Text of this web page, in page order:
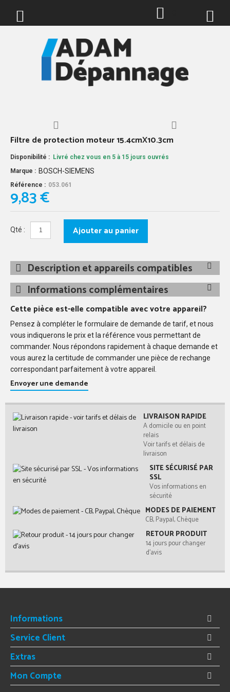
Filtre de protection moteur 15.4cmX10.3cm
Disponibilité :
Livré chez vous en 5 à 15 jours ouvrés
Marque : BOSCH-SIEMENS
Référence : 053.061
9,83 €
Qté : Ajouter au panier
Description et appareils compatibles
Informations complémentaires
Cette pièce est-elle compatible avec votre appareil?
Pensez à compléter le formulaire de demande de tarif, et nous
vous indiquerons le prix et la référence vous permettant de
commander. Nous répondons rapidement à chaque demande et
vous aurez la certitude de commander une pièce de rechange
correspondant parfaitement à votre appareil.
Envoyer une demande
LIVRAISON RAPIDE
A domicile ou en point
relais
Voir tarifs et délais de
livraison
SITE SÉCURISÉ PAR
SSL
Vos informations en
sécurité
MODES DE PAIEMENT
CB, Paypal, Chèque
RETOUR PRODUIT
14 jours pour changer
d'avis
Informations
Service Client
Extras
Mon Compte